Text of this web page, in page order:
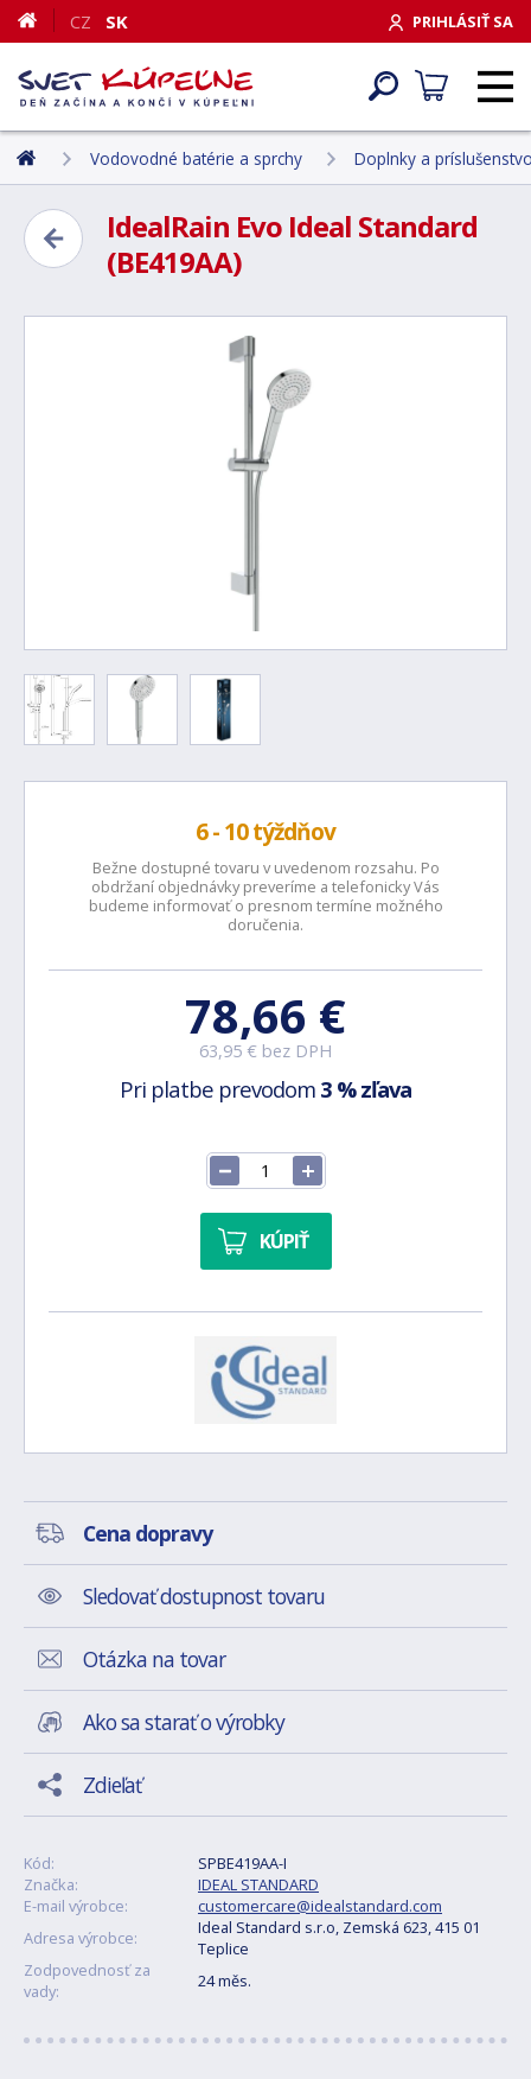
PRIHLÁSIŤ SA
CZ SK
Vodovodné batérie a sprchy Doplnky a
IdealRain Evo Ideal Standard
(BE419AA)
6 - 10 týždňov
Bežne dostupné tovaru v uvedenom rozsahu. Po
obdržaní objednávky preveríme a telefonicky Vás
budeme informovať o presnom termíne možného
doručenia.
78,66 €
63,95 € bez DPH
Pri platbe prevodom 3 % zľava
KÚPIŤ
Cena dopravy
Sledovať dostupnost tovaru
Otázka na tovar
Ako sa starať o výrobky
Zdieľať
Kód:
SPBE419AA-I
Značka:
IDEAL STANDARD
E-mail výrobce:
customercare@idealstandard.com
Adresa výrobce:
Ideal Standard s.r.o, Zemská 623, 415 01
Teplice
Zodpovednosť za
vady:
24 měs.